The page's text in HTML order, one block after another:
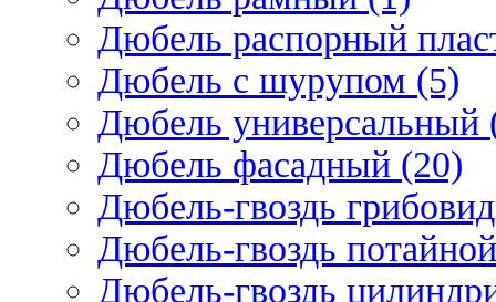
Дюбель распорный
Дюбель с шурупом (5)
Дюбель универсальный
Дюбель фасадный (20)
Дюбель-гвоздь
Дюбель-гвоздь
Дюбель-гвоздь